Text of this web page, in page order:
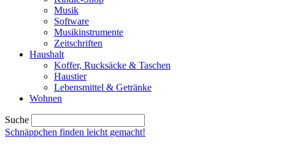
Musik
Software
Musikinstrumente
Zeitschriften
Haushalt
Koffer, Rucksäcke & Taschen
Haustier
Lebensmittel & Getränke
Wohnen
Suche
Schnäppchen finden leicht gemacht!